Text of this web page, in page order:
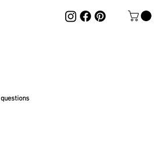
questions